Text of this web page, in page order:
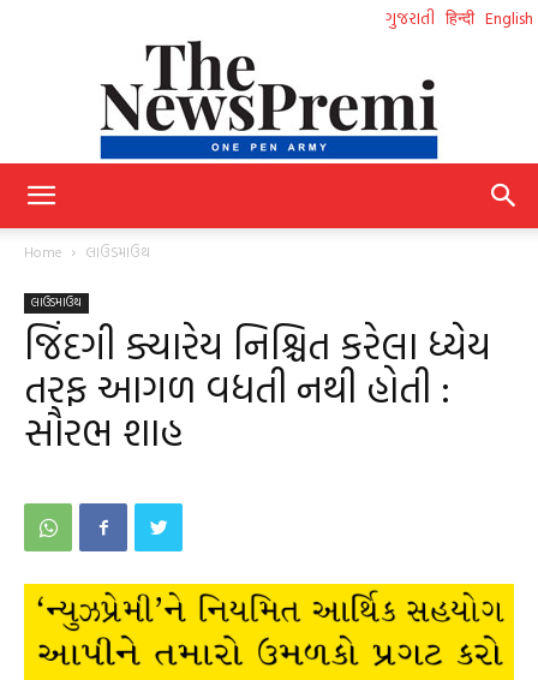
ગુજરાતી हिन्दी English
Gujarati
Home લાઉડમાઉથ
લાઉડમાઉથ
જિંદગી ક્યારેય નિશ્ચિત કરેલા ધ્યેય
તરફ આગળ વધતી નથી હોતી :
સૌરભ શાહ